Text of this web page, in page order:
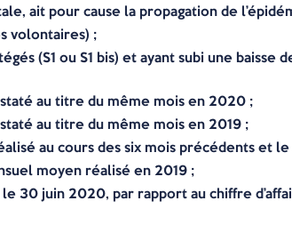
ait pour cause la propagation de
volontaires) ;
(S1 ou S1 bis) et ayant subi une baisse
au titre du même mois en 2020 ;
au titre du même mois en 2019 ;
au cours des six mois précédents et
moyen réalisé en 2019 ;
30 juin 2020, par rapport au chiffre